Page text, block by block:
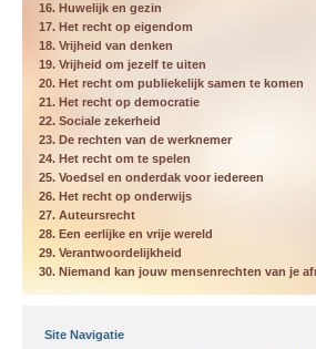
16. Huwelijk en gezin
17. Het recht op eigendom
18. Vrijheid van denken
19. Vrijheid om jezelf te uiten
20. Het recht om publiekelijk samen te komen
21. Het recht op democratie
22. Sociale zekerheid
23. De rechten van de werknemer
24. Het recht om te spelen
25. Voedsel en onderdak voor iedereen
26. Het recht op onderwijs
27. Auteursrecht
28. Een eerlijke en vrije wereld
29. Verantwoordelijkheid
30. Niemand kan jouw mensenrechten van je
Site Navigatie